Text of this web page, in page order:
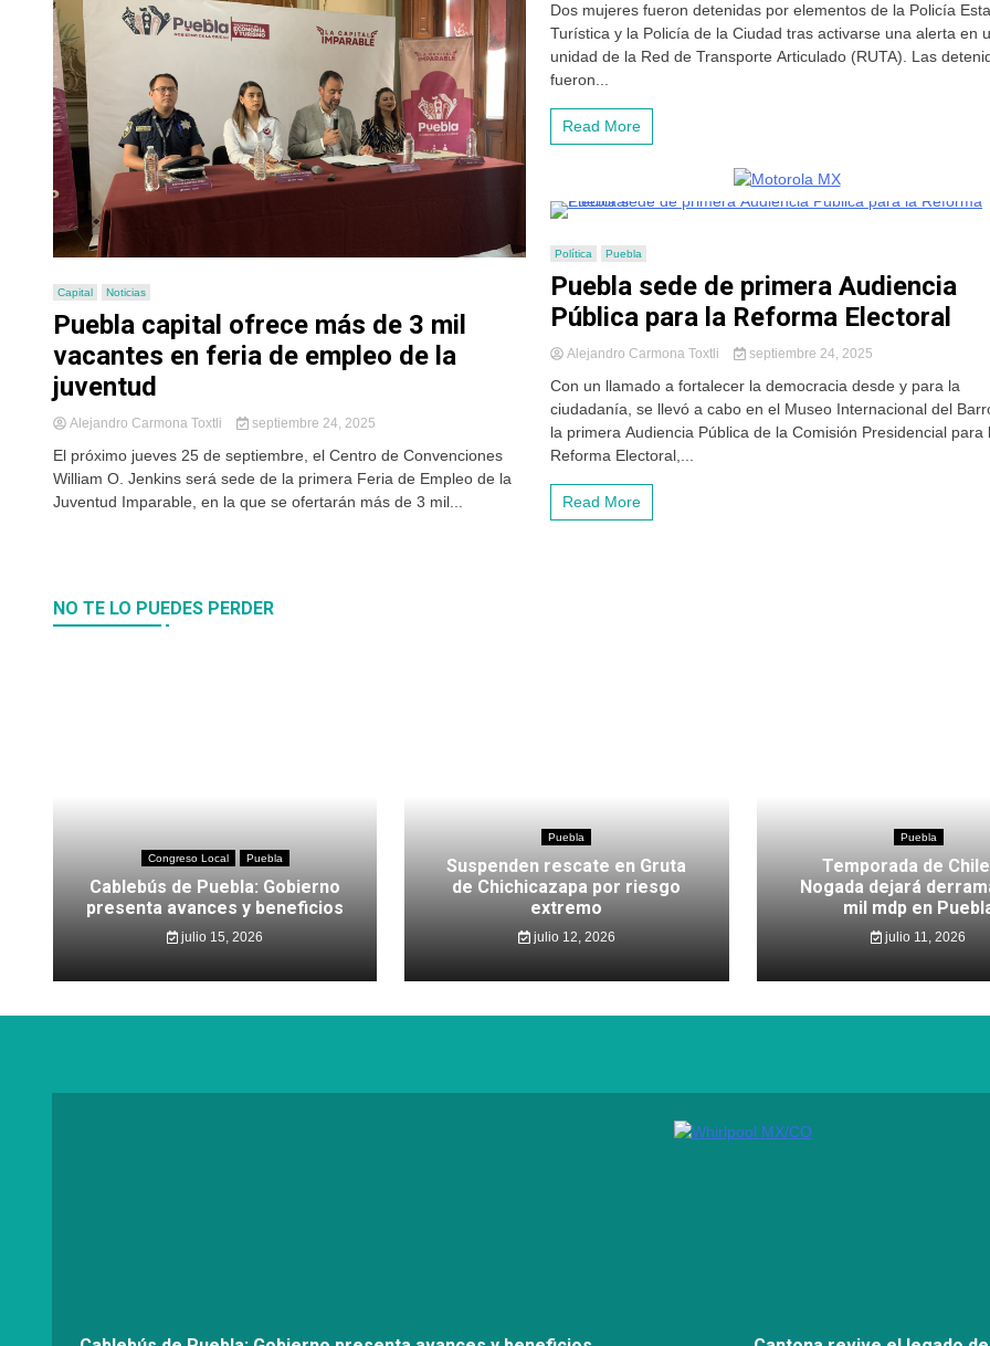
Capital Noticias
Puebla capital ofrece más de 3 mil
vacantes en feria de empleo de la
juventud
Alejandro Carmona Toxtli septiembre 24, 2025
El próximo jueves 25 de septiembre, el Centro de Convenciones
William O. Jenkins será sede de la primera Feria de Empleo de la
Juventud Imparable, en la que se ofertarán más de 3 mil...
Dos mujeres fueron detenidas por elementos de la Policía
Turística y la Policía de la Ciudad tras activarse una alerta en
unidad de la Red de Transporte Articulado (RUTA). Las
fueron...
Read More
Política Puebla
Puebla sede de primera Audiencia
Pública para la Reforma Electoral
Alejandro Carmona Toxtli septiembre 24, 2025
Con un llamado a fortalecer la democracia desde y para la
ciudadanía, se llevó a cabo en el Museo Internacional del
la primera Audiencia Pública de la Comisión Presidencial para
Reforma Electoral,...
Read More
NO TE LO PUEDES PERDER
Congreso Local Puebla
Cablebús de Puebla: Gobierno
presenta avances y beneficios
julio 15, 2026
Puebla
Suspenden rescate en Gruta
de Chichicazapa por riesgo
extremo
julio 12, 2026
Puebla
Temporada de
Nogada dejará
mil mdp en
julio 11, 2026